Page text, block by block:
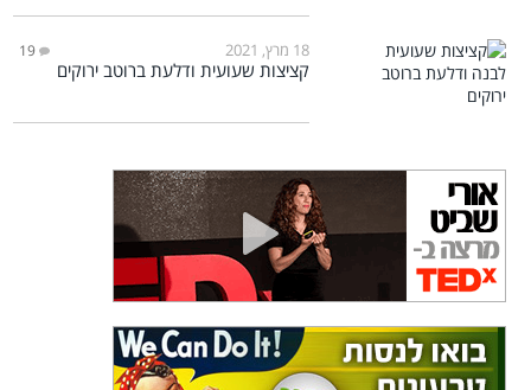
18 מרץ, 2021 19
קציצות שעועית ודלעת ברוטב ירוקים